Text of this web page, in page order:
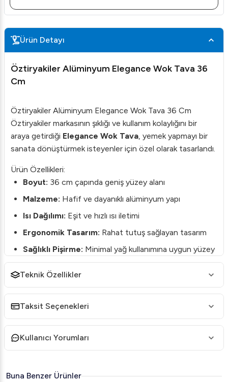
Ürün Detayı
Öztiryakiler Alüminyum Elegance Wok Tava 36
Cm
Öztiryakiler Alüminyum Elegance Wok Tava 36 Cm
Öztiryakiler markasının şıklığı ve kullanım kolaylığını bir
araya getirdiği Elegance Wok Tava, yemek yapmayı bir
sanata dönüştürmek isteyenler için özel olarak tasarlandı.
Ürün Özellikleri:
Boyut: 36 cm çapında geniş yüzey alanı
Malzeme: Hafif ve dayanıklı alüminyum yapı
Isı Dağılımı: Eşit ve hızlı ısı iletimi
Ergonomik Tasarım: Rahat tutuş sağlayan tasarım
Sağlıklı Pişirme: Minimal yağ kullanımına uygun yüzey
Neden Öztiryakiler Elegance Wok Tava?
yemeklerinizi kısa sürede, ideal ısıda pişirerek lezzetli
sonuçlar almanızı sağlar.
Hafif ve Taşınabilir:Alüminyum malzemesi sayesinde
taşıması kolaydır. Mutfağınızda pratik bir kullanım
sunar.
çizilmeye karşı dayanıklı yapıya sahiptir.
Teknik Özellikler
Taksit Seçenekleri
Kullanıcı Yorumları
Buna Benzer Ürünler